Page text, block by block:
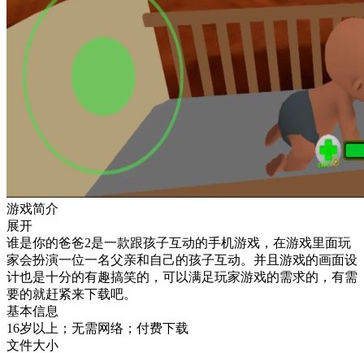
游戏简介
展开
谁是你的爸爸2是一款跟孩子互动的手机游戏，在游戏里面玩
家会扮演一位一名父亲和自己的孩子互动。并且游戏的画面设
计也是十分的有趣搞笑的，可以满足玩家游戏的需求的，有需
要的就赶紧来下载吧。
基本信息
16岁以上；无需网络；付费下载
文件大小